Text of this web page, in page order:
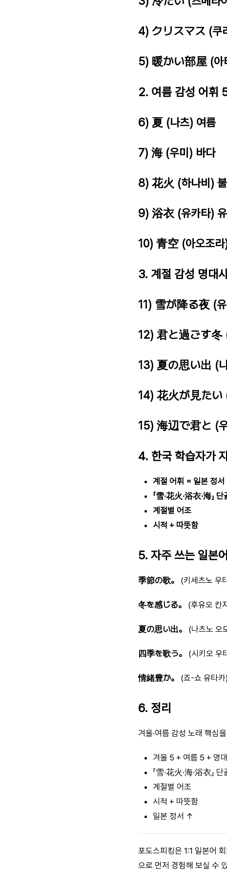
4) クリスマス (쿠
5) 暖かい部屋 (아
2. 여름 감성 어휘
6) 夏 (나츠) 여름
7) 海 (우미) 바다
8) 花火 (하나비) 불
9) 浴衣 (유카타)
10) 青空 (아오조
3. 계절 감성 명대
11) 雪が降る夜 (
12) 君と過ごす冬
13) 夏の思い出 (
14) 花火が見たい
15) 海辺で君と (
4. 한국 학습자가
계절 어휘 = 일본 정서
「雪·花火·浴衣·海」 단
계절별 어조
시적 + 따뜻함
5. 자주 쓰는 일본
季節の歌。 (키세츠노 우
冬を感じる。 (후유오 칸
夏の思い出。 (나츠노 오
四季を歌う。 (시키오 우
情緒豊か。 (죠-쇼 유타
6. 정리
겨울·여름 감성 노래 핵심
겨울 5 + 여름 5 + 명
「雪·花火·海·浴衣」 단
계절별 어조
시적 + 따뜻함
일본 정서 ↑
포도스피킹은 1:1 일본어
으로 먼저 경험해 보실 수